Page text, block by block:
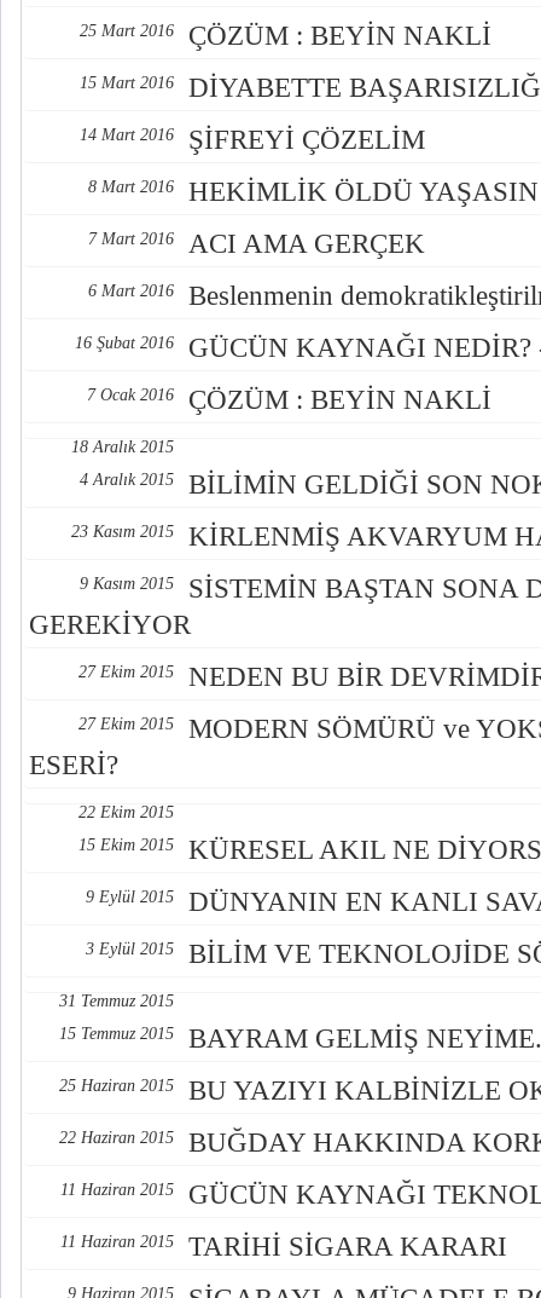
25 Mart 2016 ÇÖZÜM : BEYİN NAKLİ
15 Mart 2016 DİYABETTE
14 Mart 2016 ŞİFREYİ ÇÖZELİM
8 Mart 2016 HEKİMLİK ÖLDÜ
7 Mart 2016 ACI AMA GERÇEK
6 Mart 2016 Beslenmenin
16 Şubat 2016 GÜCÜN KAYNAĞI NEDİR?
7 Ocak 2016 ÇÖZÜM : BEYİN NAKLİ
18 Aralık 2015
4 Aralık 2015
BİLİMİN GELDİĞİ SON
23 Kasım 2015 KİRLENMİŞ AKVARYUM
9 Kasım 2015
SİSTEMİN BAŞTAN SONA
GEREKİYOR
27 Ekim 2015 NEDEN BU BİR
27 Ekim 2015
MODERN SÖMÜRÜ ve
ESERİ?
22 Ekim 2015
15 Ekim 2015
KÜRESEL AKIL NE
9 Eylül 2015 DÜNYANIN EN KANLI
3 Eylül 2015 BİLİM VE TEKNOLOJİDE
31 Temmuz 2015
15 Temmuz 2015
BAYRAM GELMİŞ
25 Haziran 2015 BU YAZIYI KALBİNİZLE
22 Haziran 2015 BUĞDAY HAKKINDA
11 Haziran 2015 GÜCÜN KAYNAĞI
11 Haziran 2015 TARİHİ SİGARA KARARI
9 Haziran 2015